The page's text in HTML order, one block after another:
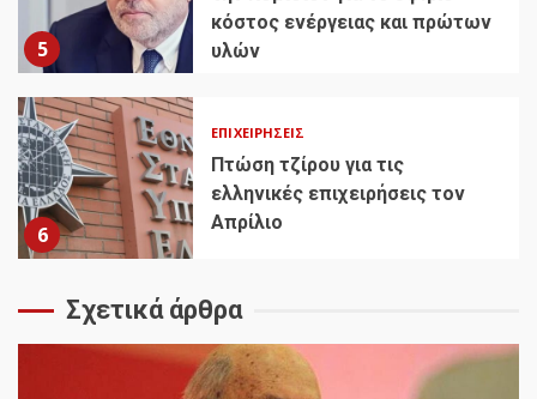
5
κόστος ενέργειας και πρώτων
υλών
6
ΕΠΙΧΕΙΡΉΣΕΙΣ
Πτώση τζίρου για τις
ελληνικές επιχειρήσεις τον
Απρίλιο
Σχετικά άρθρα